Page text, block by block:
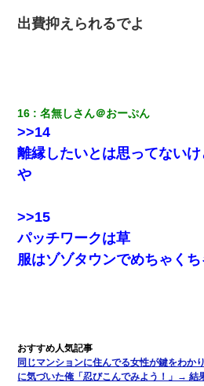
全く親しくないママ友Aから突然「飲
友人とふたりで山口に旅行した時の
中の道を走っていたら、突然ガガッ
義兄嫁が義実家で「コロナ陽性だった
さい」と言い出してド修羅場になった
出費抑えられるでよ
16 名無しさん＠おーぷん
>>14
離縁したいとは思ってない
や
>>15
パッチワークは草
服はゾゾタウンでめちゃく
同じマンションに住んでる女性が鍵をわか
に気づいた俺「忍びこんでみよう！」→ 結